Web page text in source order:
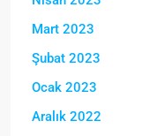
Mart 2023
Şubat 2023
Ocak 2023
Aralık 2022